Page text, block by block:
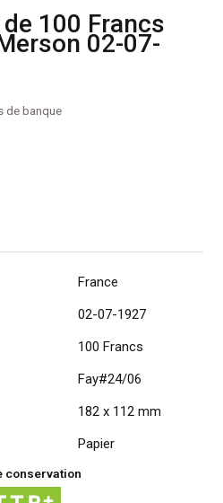
100 Francs
02-07-
de banque
France
02-07-1927
100 Francs
Fay#24/06
182 x 112 mm
Papier
conservation